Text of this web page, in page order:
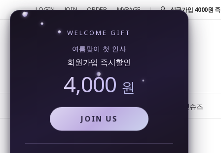
LOGIN JOIN ORDER MYPAGE
반품 및 교환 신청
반품 및 교환 신청
NEW BEST 플랫슈즈
여름 메쉬슬링백 스틸레토 망사 슬링백힐 미들힐 시스루 샌들
WELCOME GIFT
여름맞이 첫 인사
회원가입 즉시할인
4,000 원
JOIN US